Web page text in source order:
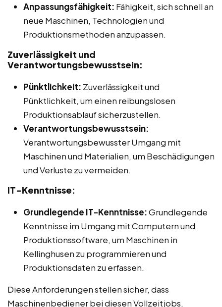
Anpassungsfähigkeit: Fähigkeit, sich schnell an
neue Maschinen, Technologien und
Produktionsmethoden anzupassen.
Zuverlässigkeit und
Verantwortungsbewusstsein:
Pünktlichkeit: Zuverlässigkeit und
Pünktlichkeit, um einen reibungslosen
Produktionsablauf sicherzustellen.
Verantwortungsbewusstsein:
Verantwortungsbewusster Umgang mit
Maschinen und Materialien, um Beschädigungen
und Verluste zu vermeiden.
IT-Kenntnisse:
Grundlegende IT-Kenntnisse:Grundlegende
Kenntnisse im Umgang mit Computern und
Produktionssoftware, um Maschinen in
Kellinghusen zu programmieren und
Produktionsdaten zu erfassen.
Diese Anforderungen stellen sicher, dass
Maschinenbediener bei diesen Vollzeitjobs,